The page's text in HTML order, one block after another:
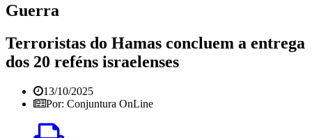
Guerra
Terroristas do Hamas concluem a entrega
dos 20 reféns israelenses
13/10/2025
Por: Conjuntura OnLine